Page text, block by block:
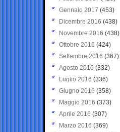
Gennaio 2017 (453)
Dicembre 2016 (438)
Novembre 2016 (438)
Ottobre 2016 (424)
Settembre 2016 (367)
Agosto 2016 (332)
Luglio 2016 (336)
Giugno 2016 (358)
Maggio 2016 (373)
Aprile 2016 (307)
Marzo 2016 (369)